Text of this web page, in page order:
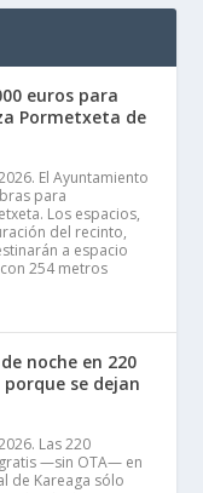
euros para
Pormetxeta de
El Ayuntamiento
para
Los espacios,
del recinto,
a espacio
254 metros
noche en 220
se dejan
Las 220
—sin OTA— en
de Kareaga sólo